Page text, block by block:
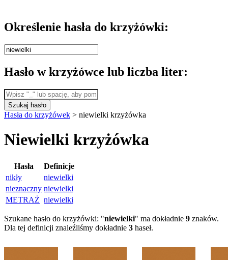
Określenie hasła do krzyżówki:
Hasło w krzyżówce lub liczba liter:
Szukaj hasło
Hasła do krzyżówek > niewielki krzyżówka
Niewielki krzyżówka
Hasła
Definicje
nikły
niewielki
nieznaczny niewielki
METRAŻ niewielki
Szukane hasło do krzyżówki: "niewielki" ma dokładnie 9 znaków.
Dla tej definicji znaleźliśmy dokładnie 3 haseł.